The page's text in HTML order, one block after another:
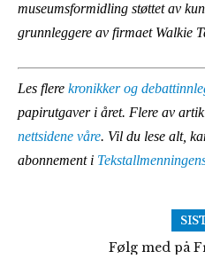
museumsformidling støttet av
grunnleggere av firmaet Walkie
Les flere kronikker og
papirutgaver i året. Flere av
nettsidene våre. Vil du lese alt,
abonnement i
Følg med på